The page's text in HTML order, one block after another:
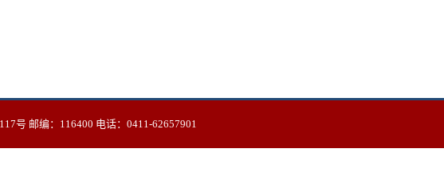
号 邮编：116400 电话：0411-62657901